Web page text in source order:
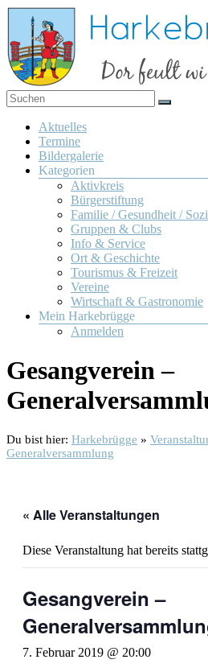
Zum
Inhalt
springen
Harkebrügge
Dor
feult
wi us
wohl!
Menü
Aktuelles
Termine
Bildergalerie
Kategorien
Aktivkreis
Bürgerstiftung
Familie / Gesundheit /
Gruppen & Clubs
Info & Service
Ort & Geschichte
Tourismus & Freizeit
Vereine
Wirtschaft & Gastronomie
Mein Harkebrügge
Anmelden
Gesangverein –
Du bist hier: Harkebrügge »
Generalversammlung
« Alle Veranstaltungen
Diese Veranstaltung hat bereits
Gesangverein –
7. Februar 2019 @ 20:00